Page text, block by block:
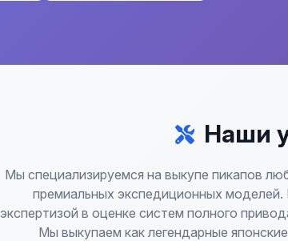
Наши
Мы специализируемся на выкупе пикапов
премиальных экспедиционных
экспертизой в оценке систем полного
Мы выкупаем как легендарные